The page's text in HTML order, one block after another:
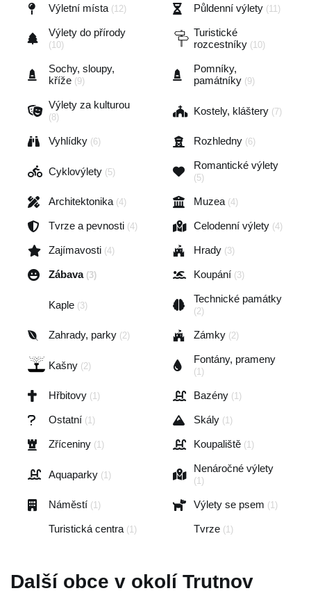
Výletní místa (12) Půldenní výlety (11)
Výlety do přírody
(10)
Turistické
rozcestníky (10)
Sochy, sloupy,
kříže (9)
Pomníky,
památníky (9)
Výlety za kulturou
(8)
Kostely, kláštery (7)
Vyhlídky (6) Rozhledny (6)
Cyklovýlety (5)
Romantické výlety
(5)
Architektonika (4) Muzea (4)
Tvrze a pevnosti (4) Celodenní výlety (4)
Zajímavosti (4) Hrady (3)
Zábava (3) Koupání (3)
Kaple (3)
Technické památky
(2)
Zahrady, parky (2) Zámky (2)
Kašny (2)
Fontány, prameny
(1)
Hřbitovy (1) Bazény (1)
Ostatní (1) Skály (1)
Zříceniny (1) Koupaliště (1)
Aquaparky (1)
Nenáročné výlety
(1)
Náměstí (1) Výlety se psem (1)
Turistická centra (1) Tvrze (1)
Další obce v okolí Trutnov